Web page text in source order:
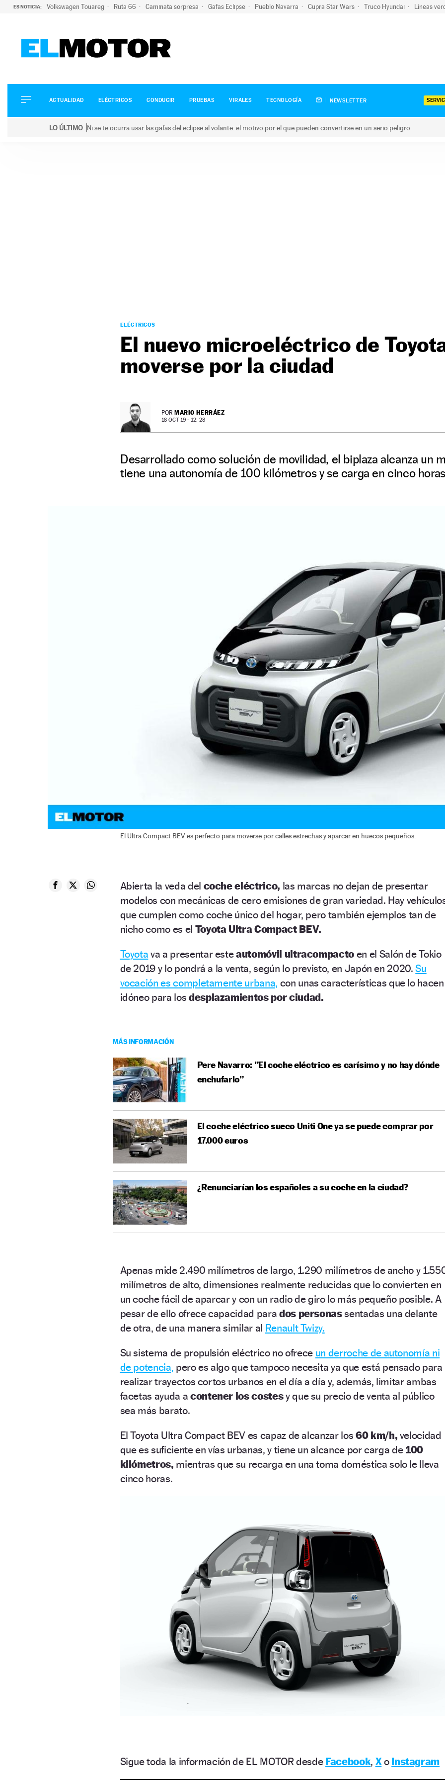
ES NOTICIA: Volkswagen Touareg Ruta 66 Caminata sorpresa Gafas Eclipse Pueblo Navarra Cupra Star Wars Truco Hyundai Líneas
ELÉCTRICOS
CONDUCIR
ACTUALIDAD ELÉCTRICOS CONDUCIR PRUEBAS VIRALES TECNOLOGÍA NEWSLETTER
LO ÚLTIMO Ni se te ocurra usar las gafas del eclipse al volante: el motivo por el que pueden convertirse en un serio peligro
ELÉCTRICOS
El nuevo microeléctrico de
moverse por la ciudad
POR MARIO HERRÁEZ
18 OCT 19 - 12: 28
Desarrollado como solución de movilidad, el biplaza alcanza un
tiene una autonomía de 100 kilómetros y se carga en cinco
El Ultra Compact BEV es perfecto para moverse por calles estrechas y aparcar en huecos pequeños.
Abierta la veda del coche eléctrico, las marcas no dejan de presentar
modelos con mecánicas de cero emisiones de gran variedad. Hay
que cumplen como coche único del hogar, pero también ejemplos tan de
nicho como es el Toyota Ultra Compact BEV.
Toyota va a presentar esteautomóvil ultracompacto en el Salón de Tokio
de 2019 y lo pondrá a la venta, según lo previsto, en Japón en 2020.Su
vocación es completamente urbana, con unas características que lo hacen
idóneo para los desplazamientos por ciudad.
MÁS INFORMACIÓN
Pere Navarro: ”El coche eléctrico es carísimo y no hay dónde
enchufarlo”
El coche eléctrico sueco Uniti One ya se puede comprar por
17.000 euros
¿Renunciarían los españoles a su coche en la ciudad?
Apenas mide 2.490 milímetros de largo, 1.290 milímetros de ancho y
milímetros de alto, dimensiones realmente reducidas que lo convierten en
un coche fácil de aparcar y con un radio de giro lo más pequeño posible. A
pesar de ello ofrece capacidad para dos personassentadas una delante
de otra, de una manera similar al Renault Twizy.
Su sistema de propulsión eléctrico no ofrece un derroche de autonomía ni
de potencia, pero es algo que tampoco necesita ya que está pensado para
realizar trayectos cortos urbanos en el día a día y, además, limitar ambas
facetas ayuda a contener los costesy que su precio de venta al público
sea más barato.
El Toyota Ultra Compact BEV es capaz de alcanzar los 60 km/h, velocidad
que es suficiente en vías urbanas, y tiene un alcance por carga de 100
kilómetros, mientras que su recarga en una toma doméstica solo le lleva
cinco horas.
Sigue toda la información de EL MOTOR desde Facebook, Xo Instagram